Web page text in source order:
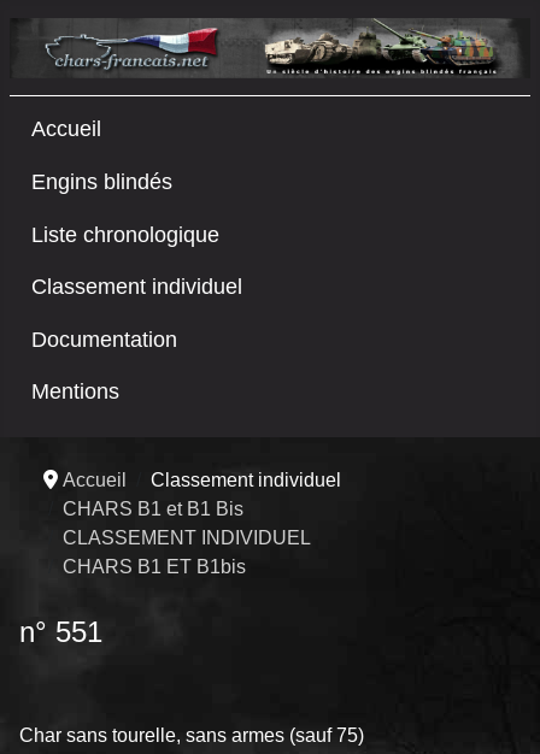
Accueil
Engins blindés
Liste chronologique
Classement individuel
Documentation
Mentions
Accueil
Classement individuel
CHARS B1 et B1 Bis
CLASSEMENT INDIVIDUEL
CHARS B1 ET B1bis
n° 551
Char sans tourelle, sans armes (sauf 75)